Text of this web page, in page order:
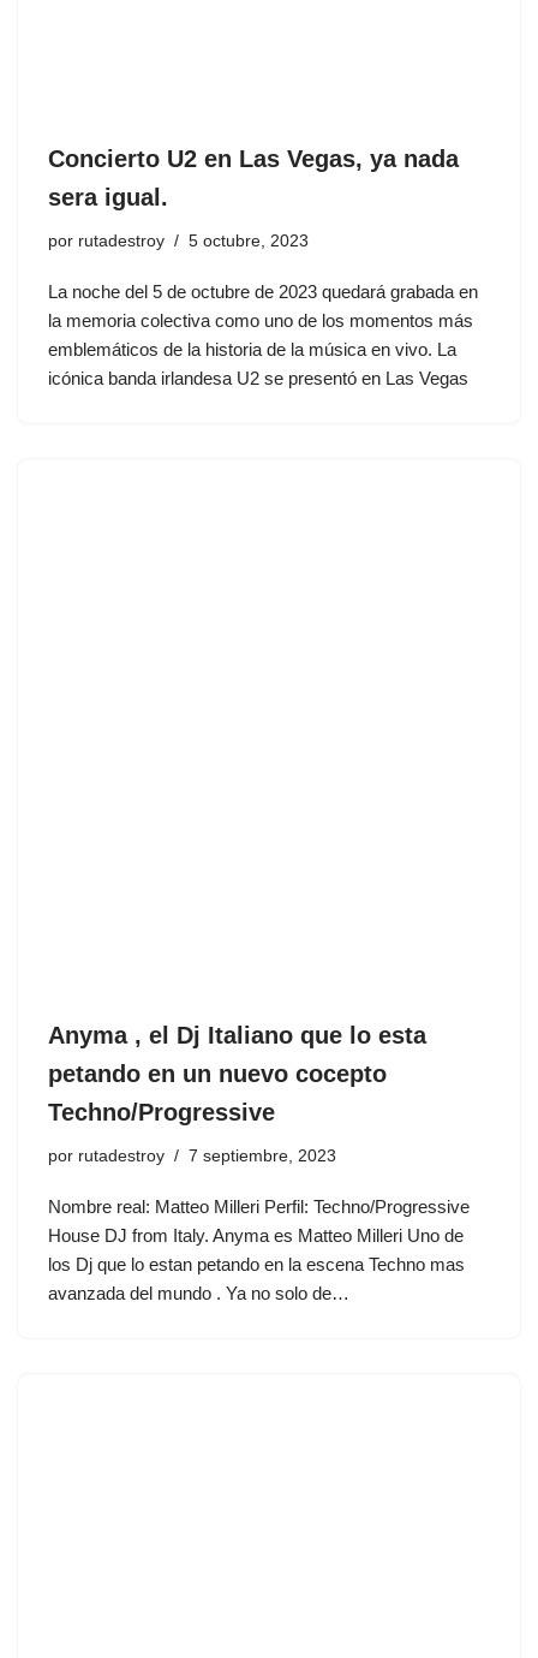
Concierto U2 en Las Vegas, ya nada
sera igual.
por rutadestroy 5 octubre, 2023
La noche del 5 de octubre de 2023 quedará grabada en
la memoria colectiva como uno de los momentos más
emblemáticos de la historia de la música en vivo. La
icónica banda irlandesa U2 se presentó en Las Vegas
Anyma , el Dj Italiano que lo esta
petando en un nuevo cocepto
Techno/Progressive
por rutadestroy 7 septiembre, 2023
Nombre real: Matteo Milleri Perfil: Techno/Progressive
House DJ from Italy. Anyma es Matteo Milleri Uno de
los Dj que lo estan petando en la escena Techno mas
avanzada del mundo . Ya no solo de…